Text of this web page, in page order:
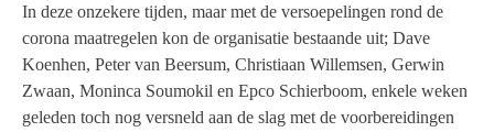
In deze onzekere tijden, maar met de versoepelingen rond de
corona maatregelen kon de organisatie bestaande uit; Dave
Koenhen, Peter van Beersum, Christiaan Willemsen, Gerwin
Zwaan, Moninca Soumokil en Epco Schierboom, enkele weken
geleden toch nog versneld aan de slag met de voorbereidingen